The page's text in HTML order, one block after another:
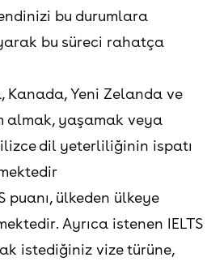
bu durumlara
bu süreci rahatça
Kanada, Yeni Zelanda ve
almak, yaşamak veya
dil yeterliliğinin ispatı
puanı, ülkeden ülkeye
Ayrıca istenen IELTS
istediğiniz vize türüne,